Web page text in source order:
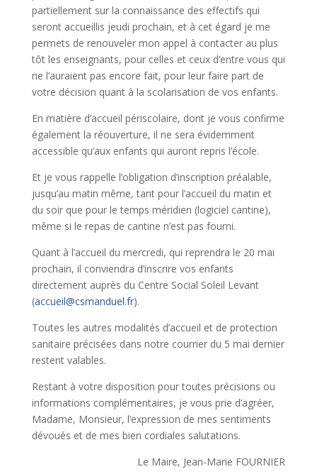
partiellement sur la connaissance des effectifs qui
seront accueillis jeudi prochain, et à cet égard je me
permets de renouveler mon appel à contacter au plus
tôt les enseignants, pour celles et ceux d’entre vous qui
ne l’auraient pas encore fait, pour leur faire part de
votre décision quant à la scolarisation de vos enfants.
En matière d’accueil périscolaire, dont je vous confirme
également la réouverture, il ne sera évidemment
accessible qu’aux enfants qui auront repris l’école.
Et je vous rappelle l’obligation d’inscription préalable,
jusqu’au matin même, tant pour l’accueil du matin et
du soir que pour le temps méridien (logiciel cantine),
même si le repas de cantine n’est pas fourni.
Quant à l’accueil du mercredi, qui reprendra le 20 mai
prochain, il conviendra d’inscrire vos enfants
directement auprès du Centre Social Soleil Levant
(accueil@csmanduel.fr).
Toutes les autres modalités d’accueil et de protection
sanitaire précisées dans notre courrier du 5 mai dernier
restent valables.
Restant à votre disposition pour toutes précisions ou
informations complémentaires, je vous prie d’agréer,
Madame, Monsieur, l’expression de mes sentiments
dévoués et de mes bien cordiales salutations.
Le Maire, Jean-Marie FOURNIER